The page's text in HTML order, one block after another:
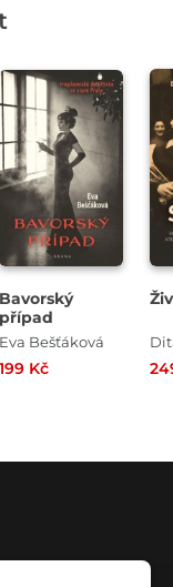
Bavorský
případ
Eva Bešťáková
199 Kč